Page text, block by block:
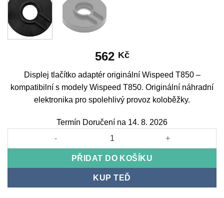
562 Kč
Displej tlačítko adaptér originální Wispeed T850 –
kompatibilní s modely Wispeed T850. Originální náhradní
elektronika pro spolehlivý provoz koloběžky.
Termín Doručení na 14. 8. 2026
Displej tlačítko adaptér originální Wispeed T850 množství
PŘIDAT DO KOŠÍKU
KUP TEĎ